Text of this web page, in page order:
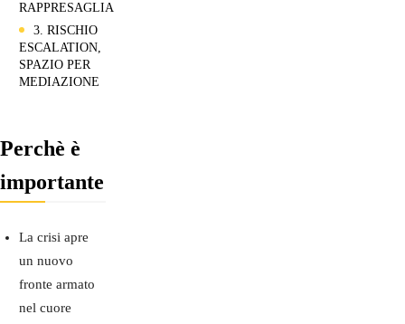
RAPPRESAGLIA
3. RISCHIO
ESCALATION,
SPAZIO PER
MEDIAZIONE
Perchè è
importante
La crisi apre
un nuovo
fronte armato
nel cuore